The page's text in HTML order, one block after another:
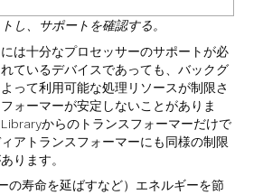
し、サポートを確認する。
は十分なプロセッサーのサポートが必
ているデバイスであっても、バックグ
って利用可能な処理リソースが制限さ
ォーマーが安定しないことがありま
からのトランスフォーマーだけで
アトランスフォーマーにも同様の制限
ります。
の寿命を延ばすなど）エネルギーを節